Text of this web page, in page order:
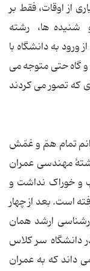
از اوقات، فقط بر
شنیده ها، رشته
ورود به دانشگاه با
گاه حتی متوجه می
که تصور می کردند
تمام همّ و غمّش
مهندسی عمران
و خوراک نداشت و
است. بعد از چهار
ارشد همان
دانشگاه سر کلاس
داند که به عمران